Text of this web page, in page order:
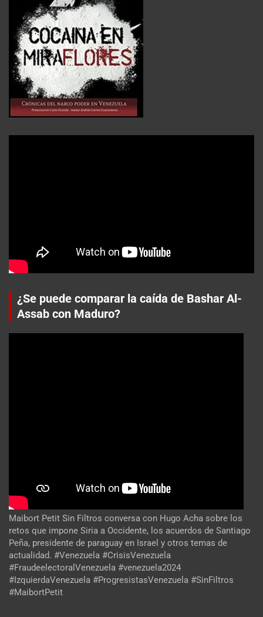
¿Se puede comparar la caída de Bashar Al-
Assab con Maduro?
Maibort Petit Sin Filtros conversa con Hugo Acha sobre los
retos que impone Siria a Occidente, los acuerdos de Santiago
Peña, presidente de paraguay en Israel y otros temas de
actualidad. #Venezuela #CrisisVenezuela
#FraudeelectoralVenezuela #venezuela2024
#IzquierdaVenezuela #ProgresistasVenezuela #SinFiltros
#MaibortPetit